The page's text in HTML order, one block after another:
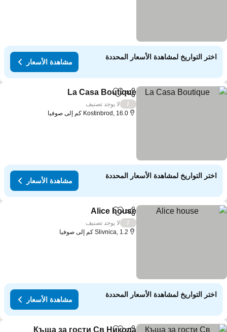
اختر التواريخ لمشاهدة الأسعار المحددة
مشاهدة الأسعار
مشاركةAdd to favorites
La Casa Boutique
لا يوجد تصنيف
Kostinbrod, 16.0 كم إلى صوفيا
اختر التواريخ لمشاهدة الأسعار المحددة
مشاهدة الأسعار
مشاركةAdd to favorites
Alice house
لا يوجد تصنيف
Slivnica, 1.2 كم إلى صوفيا
اختر التواريخ لمشاهدة الأسعار المحددة
مشاهدة الأسعار
Къща за гости Св Никола